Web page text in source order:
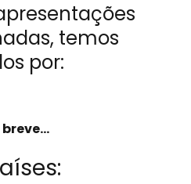
temos
por: